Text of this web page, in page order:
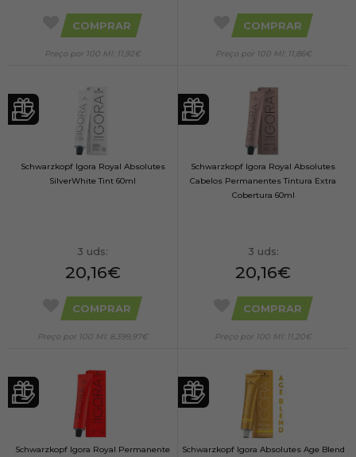
COMPRAR
Preço por 100 Ml: 11,92€
COMPRAR
Preço por 100 Ml: 11,86€
Schwarzkopf Igora Royal Absolutes
SilverWhite Tint 60ml
3 uds:
20,16€
COMPRAR
Preço por 100 Ml: 8.399,97€
Schwarzkopf Igora Royal Absolutes
Cabelos Permanentes Tintura Extra
Cobertura 60ml
3 uds:
20,16€
COMPRAR
Preço por 100 Ml: 11,20€
Schwarzkopf Igora Royal Permanente
Schwarzkopf Igora Absolutes Age Blend